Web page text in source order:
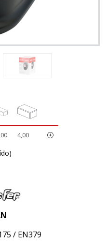
4,00
/ EN379